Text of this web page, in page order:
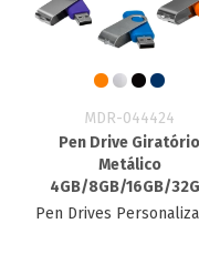
MDR-044424
Pen Drive Giratório
Metálico
4GB/8GB/16GB/
Pen Drives